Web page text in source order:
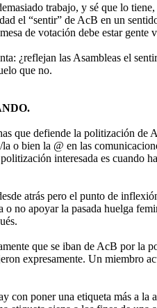
trabajo, y sé que lo
el “sentir” de AcB en un
de votación debe estar gente
¿reflejan las Asambleas el
que no.
que defiende la politización
o bien la @ en las
interesada es cuando
atrás pero el punto de
o no apoyar la pasada huelga
que se iban de AcB por la
expresamente. Un miembro
con poner una etiqueta más a la